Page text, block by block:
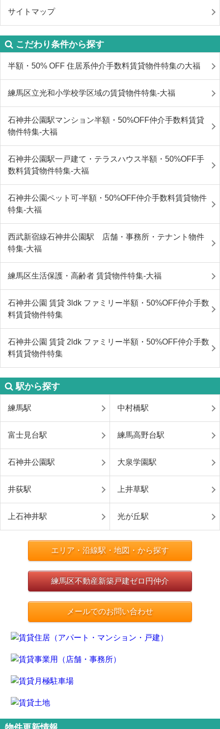
サイトマップ
こだわり条件から探す
半額・50% OFF 住居系仲介手数料賃貸物件特集の大福
練馬区立光和小学校学区域の賃貸物件特集-大福
石神井公園駅マンション半額・50%OFF仲介手数料賃貸
物件特集-大福
石神井公園駅一戸建て・テラスハウス半額・50%OFF手
数料賃貸物件特集-大福
石神井公園ペット可-半額・50%OFF仲介手数料賃貸物件
特集-大福
西武新宿線石神井公園駅 店舗・事務所・テナント物件
特集-大福
練馬区生活保護・高齢者 賃貸物件特集-大福
石神井公園 賃貸 3ldk ファミリー半額・50%OFF仲介手数
料賃貸物件特集
石神井公園 賃貸 2ldk ファミリー半額・50%OFF仲介手数
料賃貸物件特集
駅から探す
練馬駅 中村橋駅
富士見台駅 練馬高野台駅
石神井公園駅 大泉学園駅
井荻駅 上井草駅
上石神井駅 光が丘駅
エリア・沿線駅・地図・から探す
練馬区不動産新築戸建ゼロ円仲介
メールでのお問い合わせ